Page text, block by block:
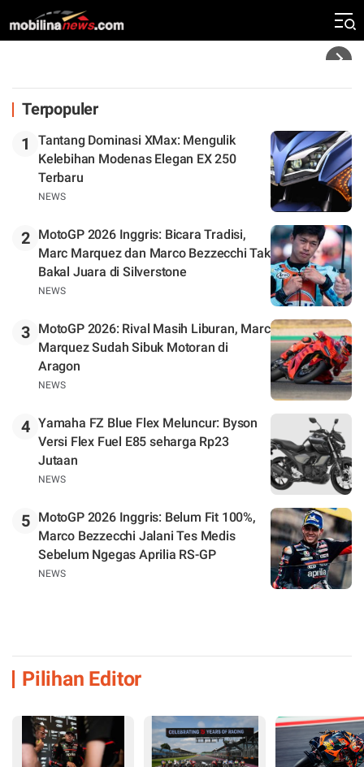
"Saya Masih Petarung"
Terpopuler
1
Tantang Dominasi XMax: Mengulik
Kelebihan Modenas Elegan EX 250
Terbaru
NEWS
2
MotoGP 2026 Inggris: Bicara Tradisi,
Marc Marquez dan Marco Bezzecchi Tak
Bakal Juara di Silverstone
NEWS
3
MotoGP 2026: Rival Masih Liburan, Marc
Marquez Sudah Sibuk Motoran di
Aragon
NEWS
4 Yamaha FZ Blue Flex Meluncur: Byson
Versi Flex Fuel E85 seharga Rp23
Jutaan
NEWS
5
MotoGP 2026 Inggris: Belum Fit 100%,
Marco Bezzecchi Jalani Tes Medis
Sebelum Ngegas Aprilia RS-GP
NEWS
Pilihan Editor